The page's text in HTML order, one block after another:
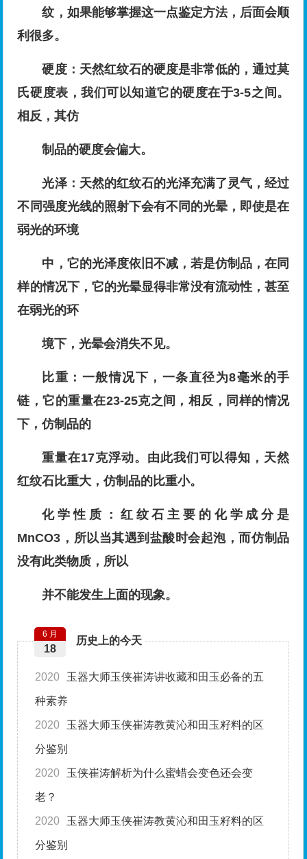
纹，如果能够掌握这一点鉴定方法，后面会顺
利很多。
硬度：天然红纹石的硬度是非常低的，通过莫
氏硬度表，我们可以知道它的硬度在于3-5之间。
相反，其仿
制品的硬度会偏大。
光泽：天然的红纹石的光泽充满了灵气，经过
不同强度光线的照射下会有不同的光晕，即使是在
弱光的环境
中，它的光泽度依旧不减，若是仿制品，在同
样的情况下，它的光晕显得非常没有流动性，甚至
在弱光的环
境下，光晕会消失不见。
比重：一般情况下，一条直径为8毫米的手
链，它的重量在23-25克之间，相反，同样的情况
下，仿制品的
重量在17克浮动。由此我们可以得知，天然
红纹石比重大，仿制品的比重小。
化学性质：红纹石主要的化学成分是
MnCO3，所以当其遇到盐酸时会起泡，而仿制品
没有此类物质，所以
并不能发生上面的现象。
历史上的今天
6 月
18
2020 玉器大师玉侠崔涛讲收藏和田玉必备的五
种素养
2020 玉器大师玉侠崔涛教黄沁和田玉籽料的区
分鉴别
2020 玉侠崔涛解析为什么蜜蜡会变色还会变
老？
2020 玉器大师玉侠崔涛教黄沁和田玉籽料的区
分鉴别